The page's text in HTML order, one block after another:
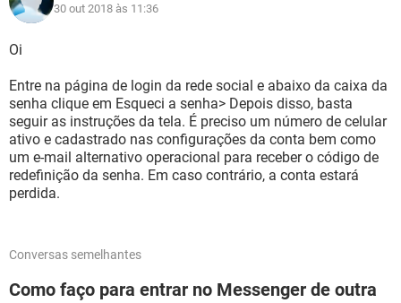
30 out 2018 às 11:36
Oi
Entre na página de login da rede social e abaixo da caixa da
senha clique em Esqueci a senha> Depois disso, basta
seguir as instruções da tela. É preciso um número de celular
ativo e cadastrado nas configurações da conta bem como
um e-mail alternativo operacional para receber o código de
redefinição da senha. Em caso contrário, a conta estará
perdida.
Conversas semelhantes
Como faço para entrar no Messenger de outra